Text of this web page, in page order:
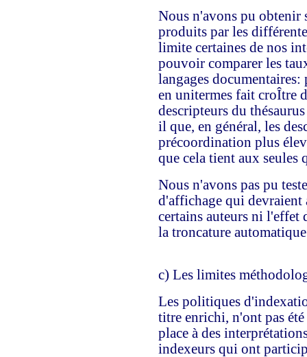
Nous n'avons pu
produits par les
limite certaines de nos
pouvoir comparer les
langages
en unitermes fait croÎtre
descripteurs du
il que, en général, les
précoordination plus
que cela tient aux seules
Nous n'avons pas pu
d'affichage qui devraient
certains auteurs ni l'effet
la troncature
c) Les limites
Les politiques
titre enrichi, n'ont pas
place à des
indexeurs qui ont